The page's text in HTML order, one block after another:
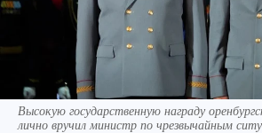
Высокую государственную награду
лично вручил министр по чрезвычайным